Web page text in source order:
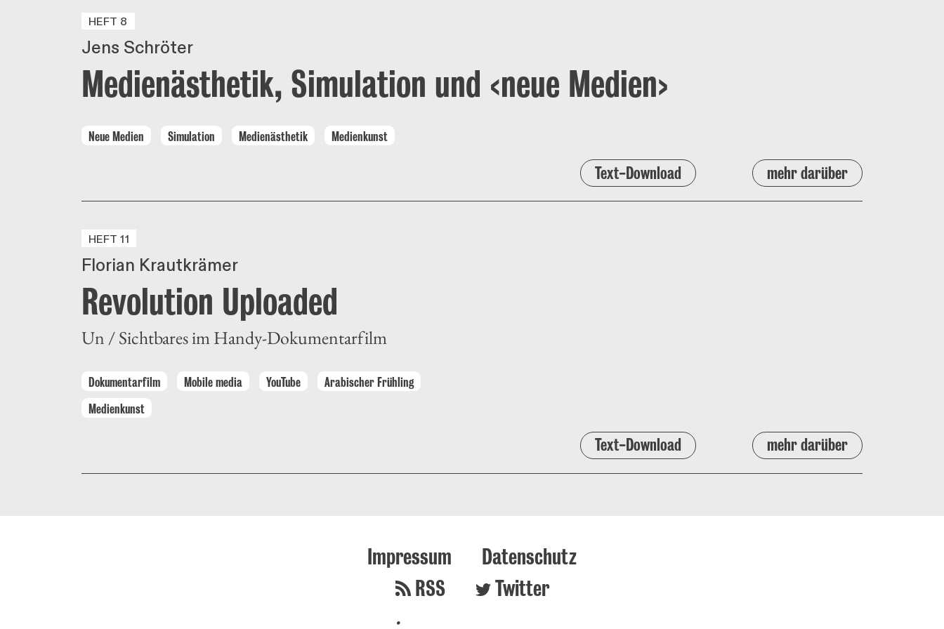
HEFT 8
Jens Schröter
Medienästhetik, Simulation und ‹neue Medien›
Neue Medien Simulation Medienästhetik Medienkunst
Text-Download mehr darüber
HEFT 11
Florian Krautkrämer
Revolution Uploaded
Un / Sichtbares im Handy-Dokumentarfilm
Dokumentarfilm Mobile media YouTube
Arabischer Frühling
Medienkunst
Text-Download mehr darüber
Impressum
Datenschutz
RSS
Twitter